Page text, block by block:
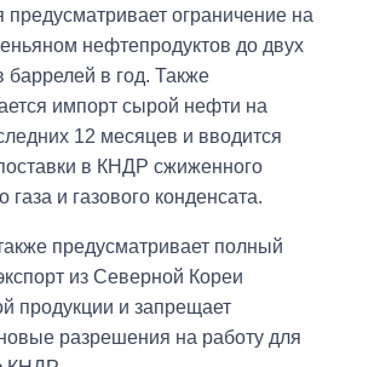
предусматривает ограничение на
нефтепродуктов до двух
баррелей в год. Также
импорт сырой нефти на
12 месяцев и вводится
в КНДР сжиженного
газа и газового конденсата.
предусматривает полный
из Северной Кореи
продукции и запрещает
разрешения на работу для